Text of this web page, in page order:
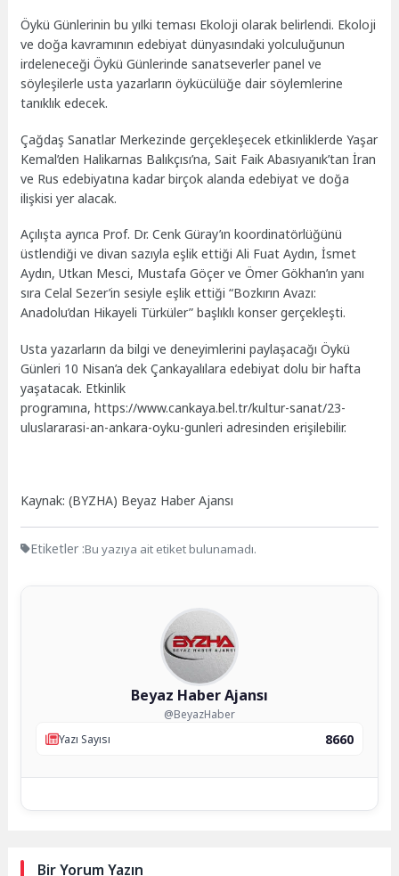
Öykü Günlerinin bu yılki teması Ekoloji olarak belirlendi. Ekoloji
ve doğa kavramının edebiyat dünyasındaki yolculuğunun
irdeleneceği Öykü Günlerinde sanatseverler panel ve
söyleşilerle usta yazarların öykücülüğe dair söylemlerine
tanıklık edecek.
Çağdaş Sanatlar Merkezinde gerçekleşecek etkinliklerde Yaşar
Kemal’den Halikarnas Balıkçısı’na, Sait Faik Abasıyanık’tan İran
ve Rus edebiyatına kadar birçok alanda edebiyat ve doğa
ilişkisi yer alacak.
Açılışta ayrıca Prof. Dr. Cenk Güray’ın koordinatörlüğünü
üstlendiği ve divan sazıyla eşlik ettiği Ali Fuat Aydın, İsmet
Aydın, Utkan Mesci, Mustafa Göçer ve Ömer Gökhan’ın yanı
sıra Celal Sezer’in sesiyle eşlik ettiği “Bozkırın Avazı:
Anadolu’dan Hikayeli Türküler” başlıklı konser gerçekleşti.
Usta yazarların da bilgi ve deneyimlerini paylaşacağı Öykü
Günleri 10 Nisan’a dek Çankayalılara edebiyat dolu bir hafta
yaşatacak. Etkinlik
programına, https://www.cankaya.bel.tr/kultur-sanat/23-
uluslararasi-an-ankara-oyku-gunleri adresinden erişilebilir.
Kaynak: (BYZHA) Beyaz Haber Ajansı
Etiketler :Bu yazıya ait etiket bulunamadı.
Beyaz Haber Ajansı
@BeyazHaber
Yazı Sayısı
8660
Bir Yorum Yazın